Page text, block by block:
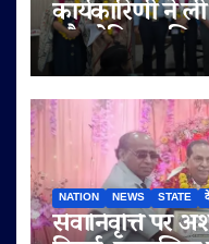
कार्यकारिणी ने
और मेडिकल
NATION NEWS STATE
सेवानिवृत्ति पर